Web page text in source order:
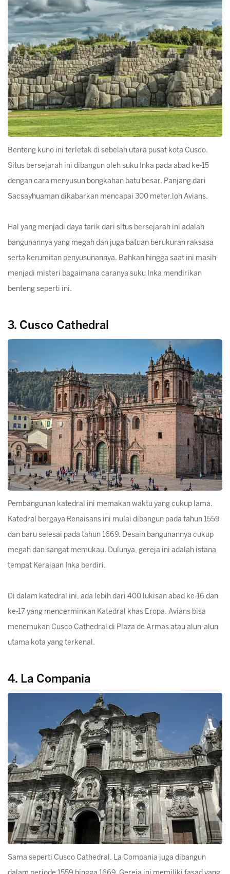
Benteng kuno ini terletak di sebelah utara pusat kota Cusco.
Situs bersejarah ini dibangun oleh suku Inka pada abad ke-15
dengan cara menyusun bongkahan batu besar. Panjang dari
Sacsayhuaman dikabarkan mencapai 300 meter,loh Avians.
Hal yang menjadi daya tarik dari situs bersejarah ini adalah
bangunannya yang megah dan juga batuan berukuran raksasa
serta kerumitan penyusunannya. Bahkan hingga saat ini masih
menjadi misteri bagaimana caranya suku Inka mendirikan
benteng seperti ini.
3. Cusco Cathedral
Pembangunan katedral ini memakan waktu yang cukup lama.
Katedral bergaya Renaisans ini mulai dibangun pada tahun 1559
dan baru selesai pada tahun 1669. Desain bangunannya cukup
megah dan sangat memukau. Dulunya, gereja ini adalah istana
tempat Kerajaan Inka berdiri.
Di dalam katedral ini, ada lebih dari 400 lukisan abad ke-16 dan
ke-17 yang mencerminkan Katedral khas Eropa. Avians bisa
menemukan Cusco Cathedral di Plaza de Armas atau alun-alun
utama kota yang terkenal.
4. La Compania
Sama seperti Cusco Cathedral, La Compania juga dibangun